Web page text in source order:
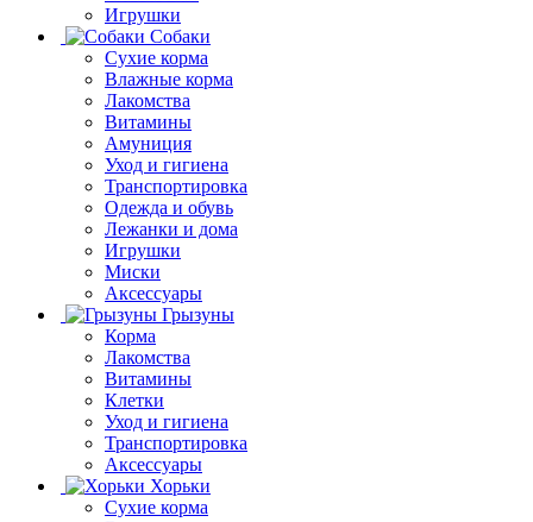
Игрушки
Собаки
Сухие корма
Влажные корма
Лакомства
Витамины
Амуниция
Уход и гигиена
Транспортировка
Одежда и обувь
Лежанки и дома
Игрушки
Миски
Аксессуары
Грызуны
Корма
Лакомства
Витамины
Клетки
Уход и гигиена
Транспортировка
Аксессуары
Хорьки
Сухие корма